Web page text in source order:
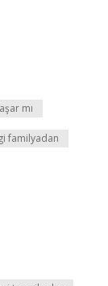
mı
familyadan